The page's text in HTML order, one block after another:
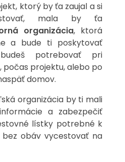
ktorý by ťa zaujal a si
mala by ťa
organizácia, ktorá
a bude ti poskytovať
potrebovať pri
projektu, alebo po
domov.
organizácia by ti mali
a zabezpečiť
lístky potrebné k
obáv vycestovať na